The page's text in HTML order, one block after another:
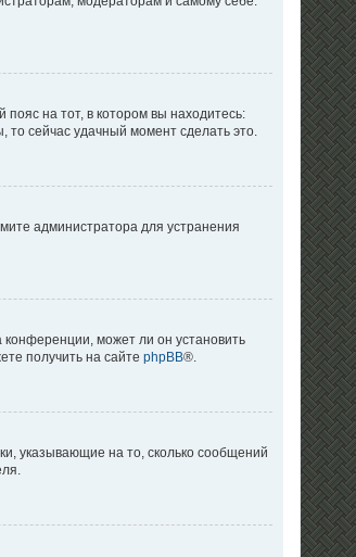
пояс на тот, в котором вы находитесь:
то сейчас удачный момент сделать это.
администратора для устранения
может ли он установить
получить на сайтеphpBB®.
указывающие на то, сколько сообщений